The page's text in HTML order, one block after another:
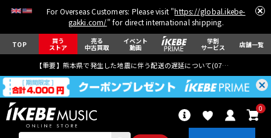
For Overseas Customers: Please visit "https://global.ikebe-
gakki.com/" for direct international shipping.
TOP 買う
ストア
売る
中古買取
イベント
動画
学割
サービス 店舗一覧
【重要】熊本県で発生した地震に伴う配送の遅延について(07月29日
0